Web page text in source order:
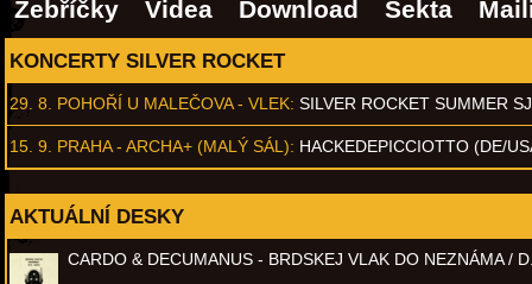
Žebříčky
Videa Download Sekta
KONCERTY SILVER ROCKET
29. 8. POHOŘÍ U MALEČOVA - VLEK: SILVER ROCKET SUMMER
15. 9. PRAHA - ARCHA+ (MALÝ SÁL): HACKEDEPICCIOTTO (DE/
AKTUÁLNÍ DESKY
CARDO & DECUMANUS - BRDSKEJ VLAK DO NEZNÁMA /